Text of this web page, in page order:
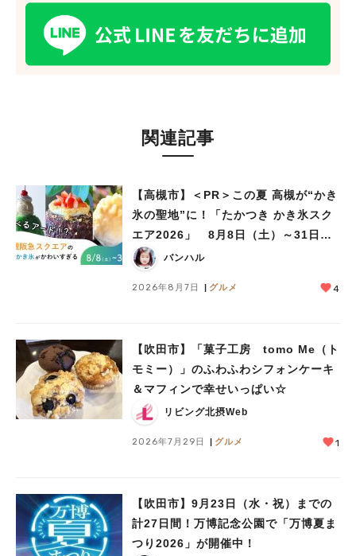
関連記事
【高槻市】＜PR＞この夏 高槻が“かき
氷の聖地”に！「たかつき かき氷スク
エア2026」 8月8日（土）～31日
（月）バンハル
2026年8月7日 グルメ 4
【吹田市】「菓子工房 tomo Me（ト
モミー）」のふわふわシフォンケーキ
＆マフィンで幸せいっぱい☆
リビング北摂Web
2026年7月29日 グルメ 1
【吹田市】9月23日（水・祝）までの
計27日間！万博記念公園で「万博夏ま
つり2026」が開催中！